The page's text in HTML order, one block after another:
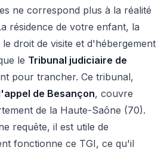
ne correspond plus à la réalité
résidence de votre enfant, la
droit de visite et d'hébergement
le Tribunal judiciaire de
pour trancher. Ce tribunal,
de Besançon, couvre
de la Haute-Saône (70).
requête, il est utile de
fonctionne ce TGI, ce qu'il